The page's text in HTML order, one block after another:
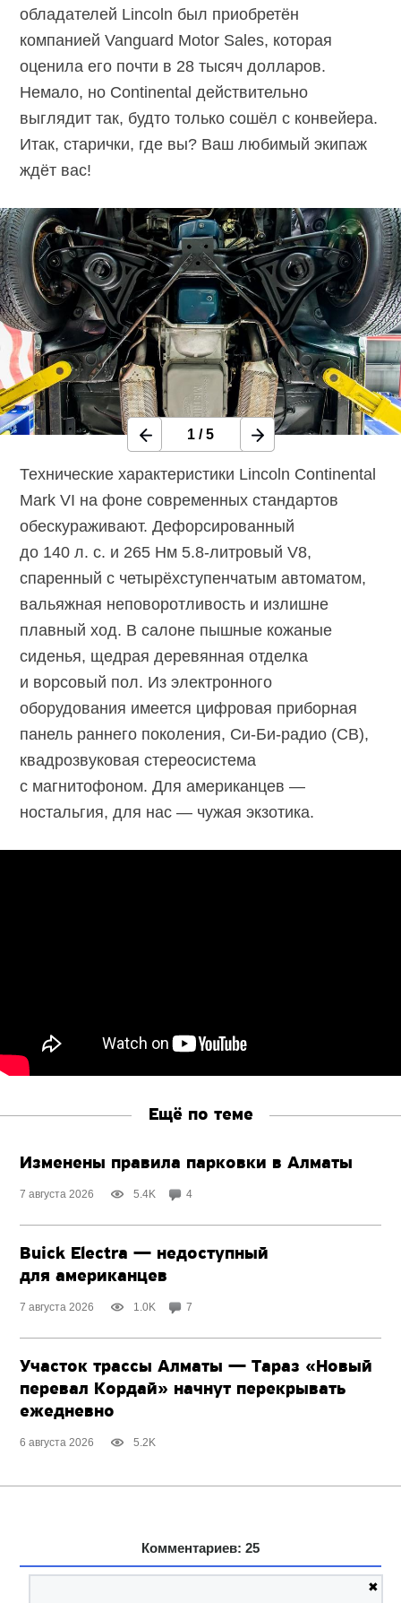
обладателей Lincoln был приобретён
компанией Vanguard Motor Sales, которая
оценила его почти в 28 тысяч долларов.
Немало, но Continental действительно
выглядит так, будто только сошёл с конвейера.
Итак, старички, где вы? Ваш любимый экипаж
ждёт вас!
1 /5
Технические характеристики Lincoln Continental
Mark VI на фоне современных стандартов
обескураживают. Дефорсированный
до 140 л. с. и 265 Нм 5.8-литровый V8,
спаренный с четырёхступенчатым автоматом,
вальяжная неповоротливость и излишне
плавный ход. В салоне пышные кожаные
сиденья, щедрая деревянная отделка
и ворсовый пол. Из электронного
оборудования имеется цифровая приборная
панель раннего поколения, Си-Би-радио (CB),
квадрозвуковая стереосистема
с магнитофоном. Для американцев —
ностальгия, для нас — чужая экзотика.
Ещё по теме
Изменены правила парковки в Алматы
7 августа 2026 5.4K 4
Buick Electra — недоступный
для американцев
7 августа 2026 1.0K 7
Участок трассы Алматы — Тараз «Новый
перевал Кордай» начнут перекрывать
ежедневно
6 августа 2026 5.2K
Комментариев: 25
✖